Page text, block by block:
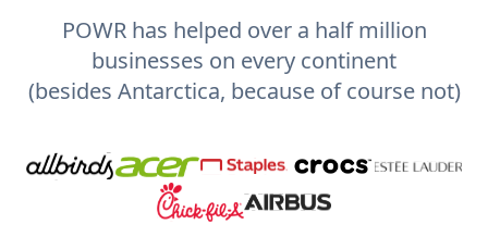
POWR has helped over a half million
businesses on every continent
(besides Antarctica, because of course not)